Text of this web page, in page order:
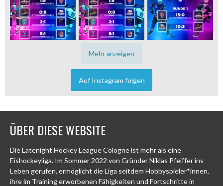
Mehr anzeigen
Auf Instagram folgen
ÜBER DIESE WEBSITE
Die Latenight Hockey League Cologne ist mehr als eine
Eishockeyliga. Im Sommer 2022 von Gründer Niklas Pfeiffer ins
Leben gerufen, ermöglicht die Liga seitdem Hobbyspieler*innen,
ihre im Training erworbenen Fähigkeiten und Fortschritte in